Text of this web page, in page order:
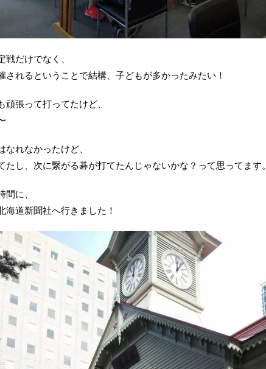
だけでなく、
されるということで結構、子どもが多かったみたい！
頑張って打ってたけど、
なれなかったけど、
たし、次に繋がる碁が打てたんじゃないかな？って思ってます。
に、
海道新聞社へ行きました！